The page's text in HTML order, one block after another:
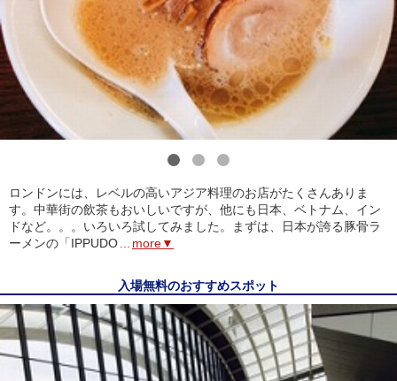
ロンドンには、レベルの高いアジア料理のお店がたくさんありま
す。中華街の飲茶もおいしいですが、他にも日本、ベトナム、イン
ドなど。。。いろいろ試してみました。まずは、日本が誇る豚骨ラ
ーメンの「IPPUDO
more▼
入場無料のおすすめスポット